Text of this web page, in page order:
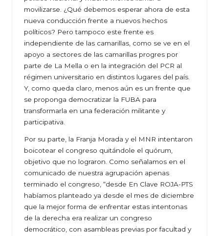
movilizarse. ¿Qué debemos esperar ahora de esta
nueva conducción frente a nuevos hechos
políticos? Pero tampoco este frente es
independiente de las camarillas, como se ve en el
apoyo a sectores de las camarillas progres por
parte de La Mella o en la integración del PCR al
régimen universitario en distintos lugares del país.
Y, como queda claro, menos aún es un frente que
se proponga democratizar la FUBA para
transformarla en una federación militante y
participativa.
Por su parte, la Franja Morada y el MNR intentaron
boicotear el congreso quitándole el quórum,
objetivo que no lograron. Como señalamos en el
comunicado de nuestra agrupación apenas
terminado el congreso, “desde En Clave ROJA-PTS
habíamos planteado ya desde el mes de diciembre
que la mejor forma de enfrentar estas intentonas
de la derecha era realizar un congreso
democrático, con asambleas previas por facultad y